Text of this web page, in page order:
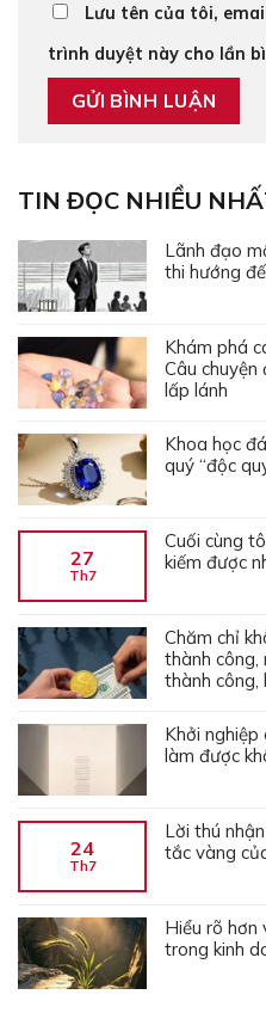
Lưu tên của tôi,
trình duyệt này cho lần
TIN ĐỌC NHIỀU
Lãnh đạo
thi hướng
Khám phá
Câu
lấp lánh
Khoa học
quý “độc
27
Th7
Cuối cùng
kiếm được
Chăm chỉ
thành công,
thành công,
Khởi
làm được
24
Th7
Lời thú
tắc vàng
Hiểu rõ hơn
trong kinh